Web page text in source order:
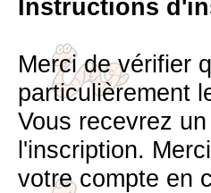
Instructions
Merci de vérifier
particulièrement
Vous recevrez
l'inscription.
votre compte en